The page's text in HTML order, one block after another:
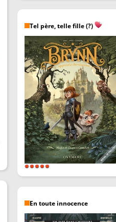
Tel père, telle fille (?)
En toute innocence